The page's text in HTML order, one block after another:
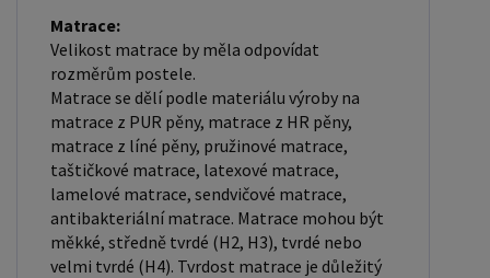
Matrace:
Velikost matrace by měla odpovídat
rozměrům postele.
Matrace se dělí podle materiálu výroby na
matrace z PUR pěny, matrace z HR pěny,
matrace z líné pěny, pružinové matrace,
taštičkové matrace, latexové matrace,
lamelové matrace, sendvičové matrace,
antibakteriální matrace. Matrace mohou být
měkké, středně tvrdé (H2, H3), tvrdé nebo
velmi tvrdé (H4). Tvrdost matrace je důležitý